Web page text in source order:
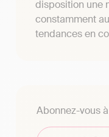
disposition une
constamment
tendances en
Abonnez-vous